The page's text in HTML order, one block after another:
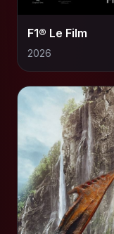
F1® Le Film
2026